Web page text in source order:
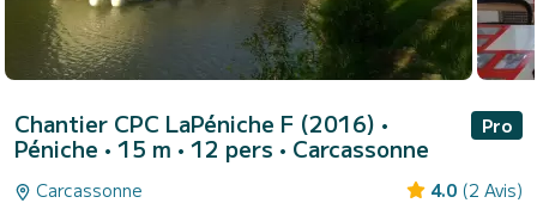
Chantier CPC LaPéniche F (2016) •
Péniche • 15 m • 12 pers • Carcassonne
Pro
Carcassonne 4.0 (2 Avis)